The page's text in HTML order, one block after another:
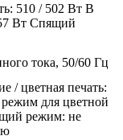
510 / 502 Вт В
Вт Спящий
тока, 50/60 Гц
/ цветная печать:
для цветной
режим: не